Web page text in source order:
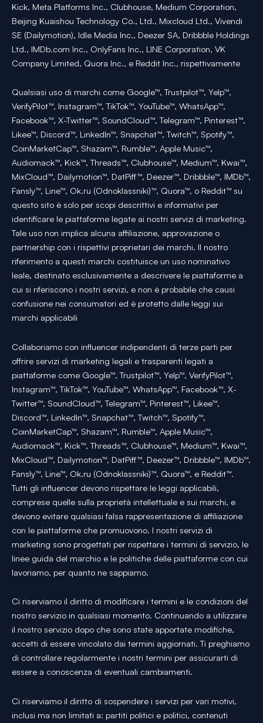
Kick, Meta Platforms Inc., Clubhouse, Medium Corporation,
Beijing Kuaishou Technology Co., Ltd., Mixcloud Ltd., Vivendi
SE (Dailymotion), Idle Media Inc., Deezer SA, Dribbble Holdings
Ltd., IMDb.com Inc., OnlyFans Inc., LINE Corporation, VK
Company Limited, Quora Inc., e Reddit Inc., rispettivamente
Qualsiasi uso di marchi come Google™, Trustpilot™, Yelp™,
VerifyPilot™, Instagram™, TikTok™, YouTube™, WhatsApp™,
Facebook™, X-Twitter™, SoundCloud™, Telegram™, Pinterest™,
Likee™, Discord™, LinkedIn™, Snapchat™, Twitch™, Spotify™,
CoinMarketCap™, Shazam™, Rumble™, Apple Music™,
Audiomack™, Kick™, Threads™, Clubhouse™, Medium™, Kwai™,
MixCloud™, Dailymotion™, DatPiff™, Deezer™, Dribbble™, IMDb™,
Fansly™, Line™, Ok.ru (Odnoklassniki)™, Quora™, o Reddit™ su
questo sito è solo per scopi descrittivi e informativi per
identificare le piattaforme legate ai nostri servizi di marketing.
Tale uso non implica alcuna affiliazione, approvazione o
partnership con i rispettivi proprietari dei marchi. Il nostro
riferimento a questi marchi costituisce un uso nominativo
leale, destinato esclusivamente a descrivere le piattaforme a
cui si riferiscono i nostri servizi, e non è probabile che causi
confusione nei consumatori ed è protetto dalle leggi sui
marchi applicabili
Collaboriamo con influencer indipendenti di terze parti per
offrire servizi di marketing legali e trasparenti legati a
piattaforme come Google™, Trustpilot™, Yelp™, VerifyPilot™,
Instagram™, TikTok™, YouTube™, WhatsApp™, Facebook™, X-
Twitter™, SoundCloud™, Telegram™, Pinterest™, Likee™,
Discord™, LinkedIn™, Snapchat™, Twitch™, Spotify™,
CoinMarketCap™, Shazam™, Rumble™, Apple Music™,
Audiomack™, Kick™, Threads™, Clubhouse™, Medium™, Kwai™,
MixCloud™, Dailymotion™, DatPiff™, Deezer™, Dribbble™, IMDb™,
Fansly™, Line™, Ok.ru (Odnoklassniki)™, Quora™, e Reddit™.
Tutti gli influencer devono rispettare le leggi applicabili,
comprese quelle sulla proprietà intellettuale e sui marchi, e
devono evitare qualsiasi falsa rappresentazione di affiliazione
con le piattaforme che promuovono. I nostri servizi di
marketing sono progettati per rispettare i termini di servizio, le
linee guida del marchio e le politiche delle piattaforme con cui
lavoriamo, per quanto ne sappiamo.
Ci riserviamo il diritto di modificare i termini e le condizioni del
nostro servizio in qualsiasi momento. Continuando a utilizzare
il nostro servizio dopo che sono state apportate modifiche,
accetti di essere vincolato dai termini aggiornati. Ti preghiamo
di controllare regolarmente i nostri termini per assicurarti di
essere a conoscenza di eventuali cambiamenti.
Ci riserviamo il diritto di sospendere i servizi per vari motivi,
inclusi ma non limitati a: partiti politici e politici, contenuti